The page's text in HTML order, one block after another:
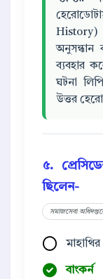
History)
অনুসন্ধান
ব্যবহার
ঘটনা
উত্তর
৫.
ছিলেন-
সমাজসেবা
মাহাথির
বাংকর্ন